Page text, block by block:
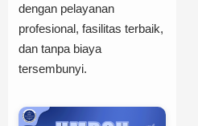
dengan pelayanan
profesional, fasilitas terbaik,
dan tanpa biaya
tersembunyi.